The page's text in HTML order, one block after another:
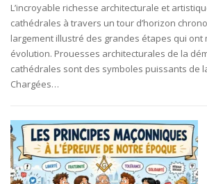
L’incroyable richesse architecturale et
cathédrales à travers un tour d’horizon
largement illustré des grandes étapes qui ont
évolution. Prouesses architecturales de la
cathédrales sont des symboles puissants de
Chargées…